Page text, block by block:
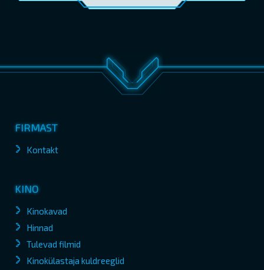
FIRMAST
Kontakt
KINO
Kinokavad
Hinnad
Tulevad filmid
Kinokülastaja kuldreeglid